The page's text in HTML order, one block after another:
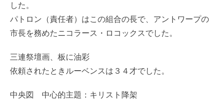
した。
パトロン（責任者）はこの組合の長で、アントワープの
市長を務めたニコラース・ロコックスでした。
三連祭壇画、板に油彩
依頼されたときルーベンスは３４才でした。
中央図 中心的主題：キリスト降架